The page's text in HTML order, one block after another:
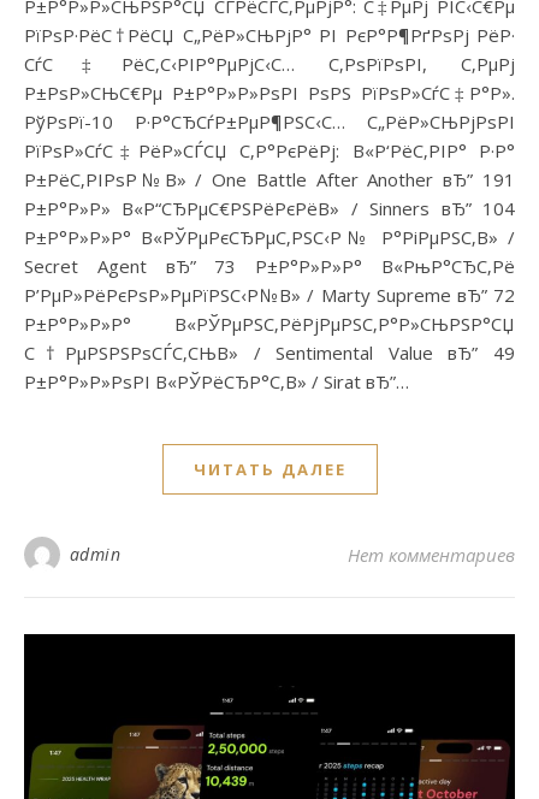
Р±Р°Р»Р»СЊРЅР°СЏ СЃРёСЃС‚РµРјР°: С‡РµРј РІС‹С€Рµ
РїРѕР·РёС†РёСЏ С„РёР»СЊРјР° РІ РєР°Р¶РґРѕРј РёР·
СѓС‡РёС‚С‹РІР°РµРјС‹С… С‚РѕРїРѕРІ, С‚РµРј
Р±РѕР»СЊС€Рµ Р±Р°Р»Р»РѕРІ РѕРЅ РїРѕР»СѓС‡Р°Р».
РўРѕРї-10 Р·Р°СЂСѓР±РµР¶РЅС‹С… С„РёР»СЊРјРѕРІ
РїРѕР»СѓС‡РёР»СЃСЏ С‚Р°РєРёРј: В«Р‘РёС‚РІР° Р·Р°
Р±РёС‚РІРѕР№В» / One Battle After Another вЂ” 191
Р±Р°Р»Р» В«Р“СЂРµС€РЅРёРєРёВ» / Sinners вЂ” 104
Р±Р°Р»Р»Р° В«РЎРµРєСЂРµС‚РЅС‹Р№ Р°РіРµРЅС‚В» /
Secret Agent вЂ” 73 Р±Р°Р»Р»Р° В«РњР°СЂС‚Рё
Р’РµР»РёРєРѕР»РµРїРЅС‹Р№В» / Marty Supreme вЂ” 72
Р±Р°Р»Р»Р° В«РЎРµРЅС‚РёРјРµРЅС‚Р°Р»СЊРЅР°СЏ
С†РµРЅРЅРѕСЃС‚СЊВ» / Sentimental Value вЂ” 49
Р±Р°Р»Р»РѕРІ В«РЎРёСЂР°С‚В» / Sirat вЂ”…
ЧИТАТЬ ДАЛЕЕ
admin Нет комментариев